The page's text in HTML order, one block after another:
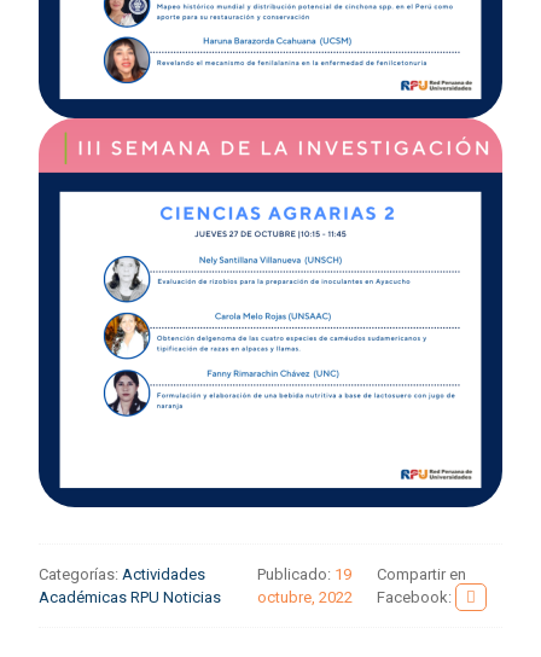
Categorías: Actividades
Académicas RPU Noticias
Publicado: 19
octubre, 2022
Compartir en
Facebook: